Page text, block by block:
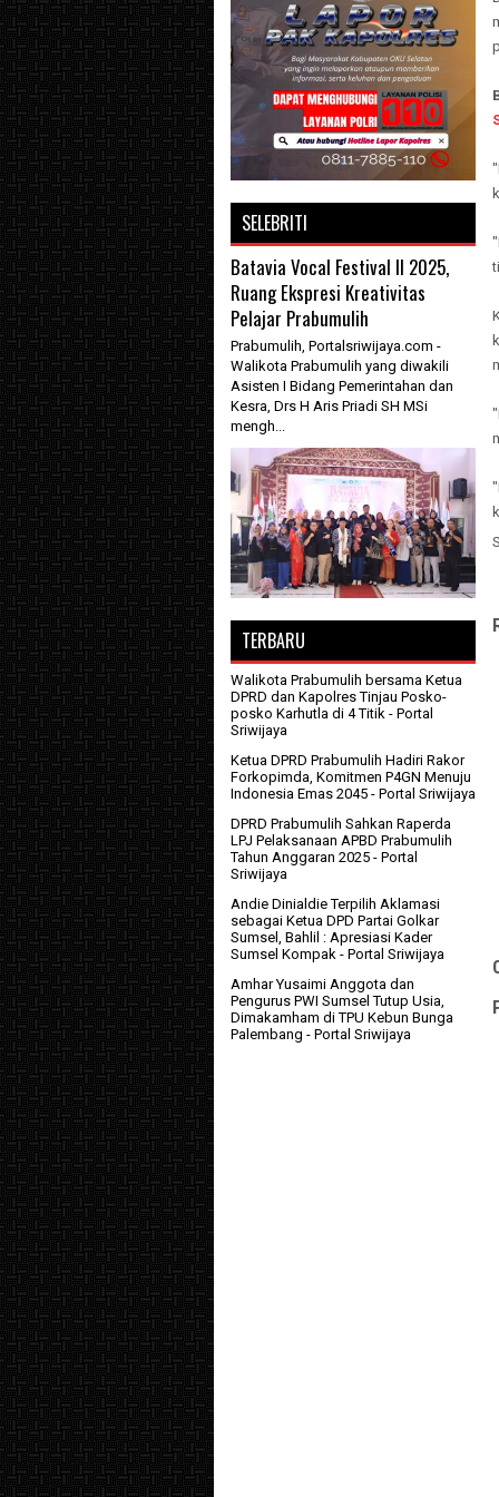
SELEBRITI
Batavia Vocal Festival II 2025,
Ruang Ekspresi Kreativitas
Pelajar Prabumulih
Prabumulih, Portalsriwijaya.com -
Walikota Prabumulih yang diwakili
Asisten I Bidang Pemerintahan dan
Kesra, Drs H Aris Priadi SH MSi
mengh...
TERBARU
Walikota Prabumulih bersama Ketua
DPRD dan Kapolres Tinjau Posko-
posko Karhutla di 4 Titik - Portal
Sriwijaya
Ketua DPRD Prabumulih Hadiri Rakor
Forkopimda, Komitmen P4GN Menuju
Indonesia Emas 2045 - Portal Sriwijaya
DPRD Prabumulih Sahkan Raperda
LPJ Pelaksanaan APBD Prabumulih
Tahun Anggaran 2025 - Portal
Sriwijaya
Andie Dinialdie Terpilih Aklamasi
sebagai Ketua DPD Partai Golkar
Sumsel, Bahlil : Apresiasi Kader
Sumsel Kompak - Portal Sriwijaya
Amhar Yusaimi Anggota dan
Pengurus PWI Sumsel Tutup Usia,
Dimakamham di TPU Kebun Bunga
Palembang - Portal Sriwijaya